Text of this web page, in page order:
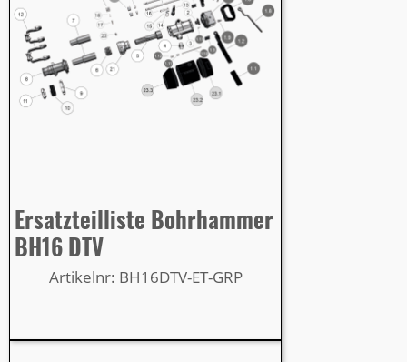
Ersatzteilliste Bohrhammer
BH16 DTV
Artikelnr: BH16DTV-ET-GRP